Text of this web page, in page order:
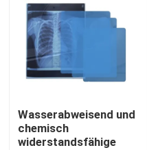
Nachrichten
Alle Fälle
Tintenstrahl X Ray Film
Wasserabweisend und
chemisch
widerstandsfähige